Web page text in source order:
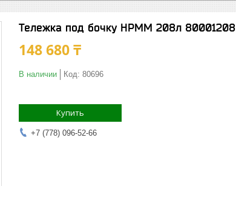
Тележка под бочку HPMM 208л 80001208
148 680 ₸
В наличии Код: 80696
Купить
+7 (778) 096-52-66